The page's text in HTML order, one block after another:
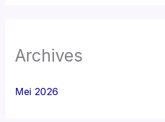
Archives
Mei 2026